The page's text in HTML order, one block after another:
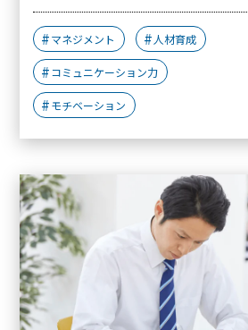
マネジメント 人材育成
コミュニケーション力
モチベーション